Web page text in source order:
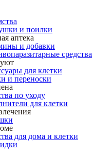
и поилки
аптека
и добавки
средства
для клетки
и переноски
по уходу
для клетки
для дома и клетки